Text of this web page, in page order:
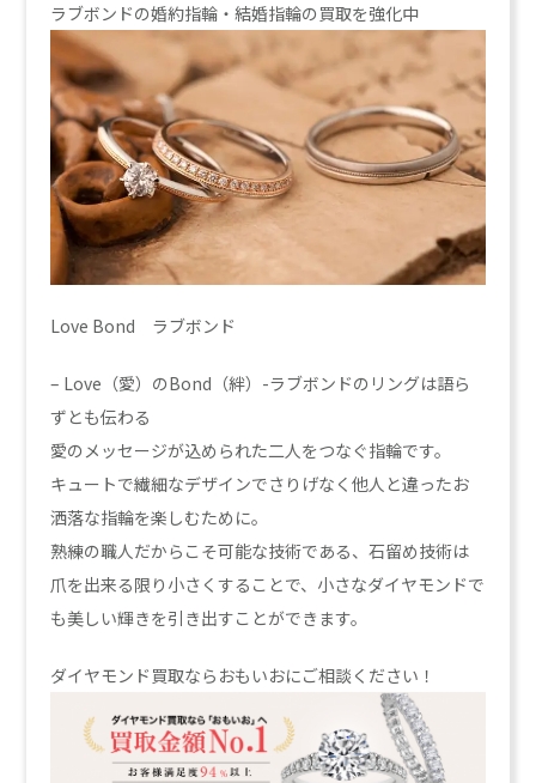
ラブボンドの婚約指輪・結婚指輪の買取を強化中
Love Bond ラブボンド
– Love（愛）のBond（絆）-ラブボンドのリングは語ら
ずとも伝わる
愛のメッセージが込められた二人をつなぐ指輪です。
キュートで繊細なデザインでさりげなく他人と違ったお
洒落な指輪を楽しむために。
熟練の職人だからこそ可能な技術である、石留め技術は
爪を出来る限り小さくすることで、小さなダイヤモンドで
も美しい輝きを引き出すことができます。
ダイヤモンド買取ならおもいおにご相談ください！